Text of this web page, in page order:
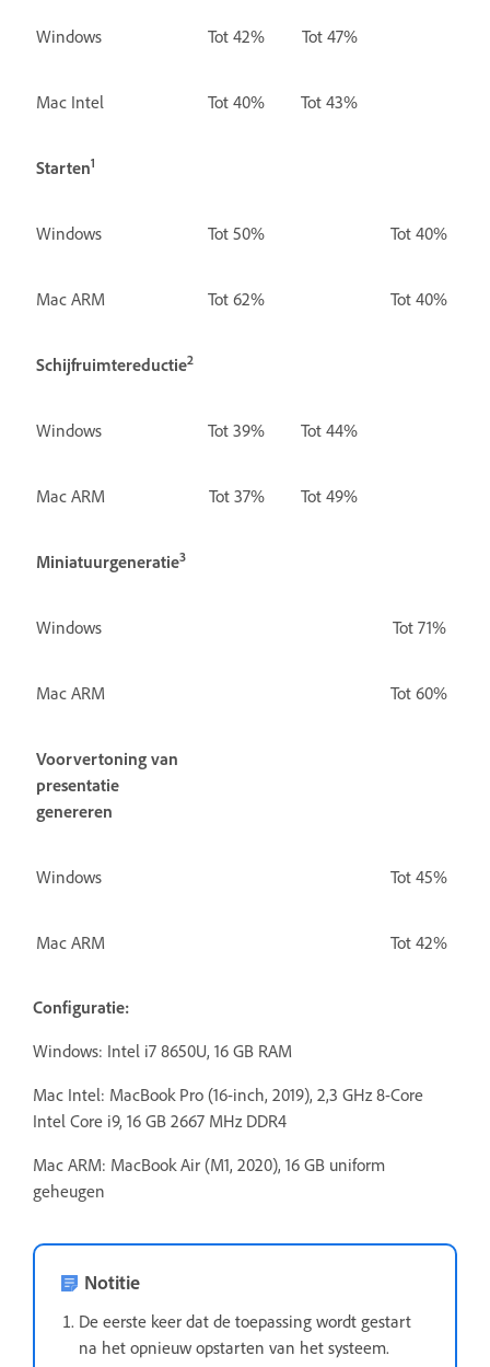
Windows Tot 42% Tot 47%
Mac Intel Tot 40% Tot 43%
Starten1
Windows Tot 50% Tot 40%
Mac ARM Tot 62% Tot 40%
Schijfruimtereductie2
Windows Tot 39% Tot 44%
Mac ARM Tot 37% Tot 49%
Miniatuurgeneratie3
Windows Tot 71%
Mac ARM Tot 60%
Voorvertoning van
presentatie
genereren
Windows Tot 45%
Mac ARM Tot 42%
Configuratie:
Windows: Intel i7 8650U, 16 GB RAM
Mac Intel: MacBook Pro (16-inch, 2019), 2,3 GHz 8-Core
Intel Core i9, 16 GB 2667 MHz DDR4
Mac ARM: MacBook Air (M1, 2020), 16 GB uniform
geheugen
Notitie
De eerste keer dat de toepassing wordt gestart
na het opnieuw opstarten van het systeem.